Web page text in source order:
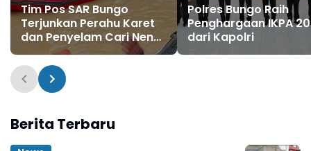
Tim Pos SAR Bungo
Terjunkan Perahu Karet
dan Penyelam Cari Nenek
Zaimah yang Tenggelam
di Sungai Nalo Tantan
Merangin
Polres Bungo Raih
Penghargaan IKPA
dari Kapolri
Berita Terbaru